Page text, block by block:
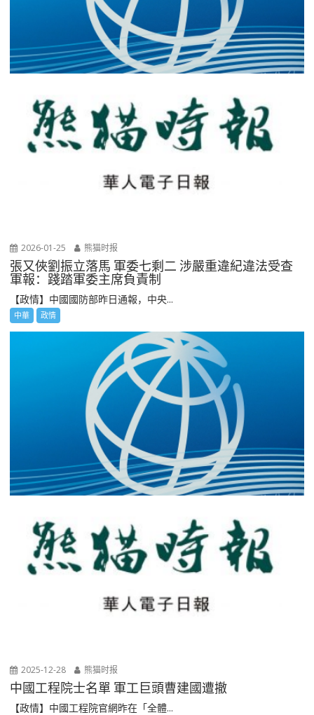
2026-01-25 熊猫时报
張又俠劉振立落馬 軍委七剩二 涉嚴重違紀違法受查
軍報：踐踏軍委主席負責制
【政情】中國國防部昨日通報，中央...
中華 政情
2025-12-28 熊猫时报
中國工程院士名單 軍工巨頭曹建國遭撤
【政情】中國工程院官網昨在「全體...